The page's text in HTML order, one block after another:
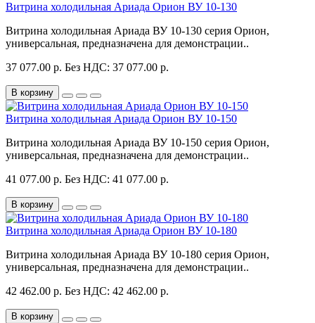
Витрина холодильная Ариада Орион ВУ 10-130
Витрина холодильная Ариада ВУ 10-130 серия Орион,
универсальная, предназначена для демонстрации..
37 077.00 р. Без НДС: 37 077.00 р.
В корзину
Витрина холодильная Ариада Орион ВУ 10-150
Витрина холодильная Ариада ВУ 10-150 серия Орион,
универсальная, предназначена для демонстрации..
41 077.00 р. Без НДС: 41 077.00 р.
В корзину
Витрина холодильная Ариада Орион ВУ 10-180
Витрина холодильная Ариада ВУ 10-180 серия Орион,
универсальная, предназначена для демонстрации..
42 462.00 р. Без НДС: 42 462.00 р.
В корзину